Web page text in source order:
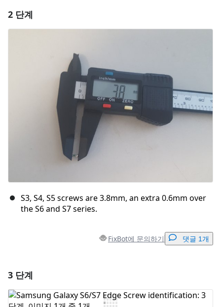
2 단계
S3, S4, S5 screws are 3.8mm, an extra 0.6mm over
the S6 and S7 series.
FixBot에 문의하기 댓글 1개
댓글 쓰기
3 단계